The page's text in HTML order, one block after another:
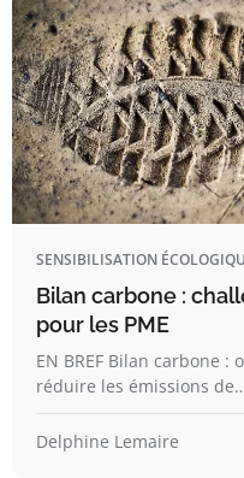
SENSIBILISATION
Bilan carbone :
pour les PME
EN BREF Bilan carbone
réduire les émissions
Delphine Lemaire